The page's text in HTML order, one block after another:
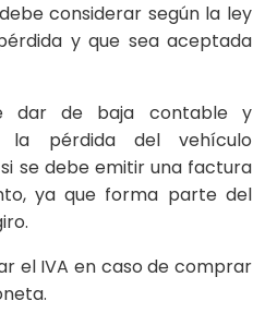
considerar según la ley
y que sea aceptada
dar de baja contable y
la pérdida del vehículo
se debe emitir una factura
ya que forma parte del
el IVA en caso de comprar